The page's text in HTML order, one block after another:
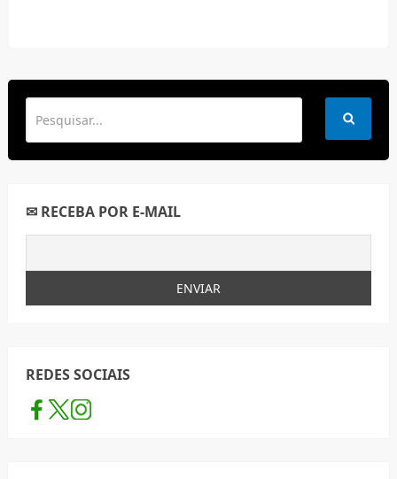
✉ RECEBA POR E-MAIL
REDES SOCIAIS